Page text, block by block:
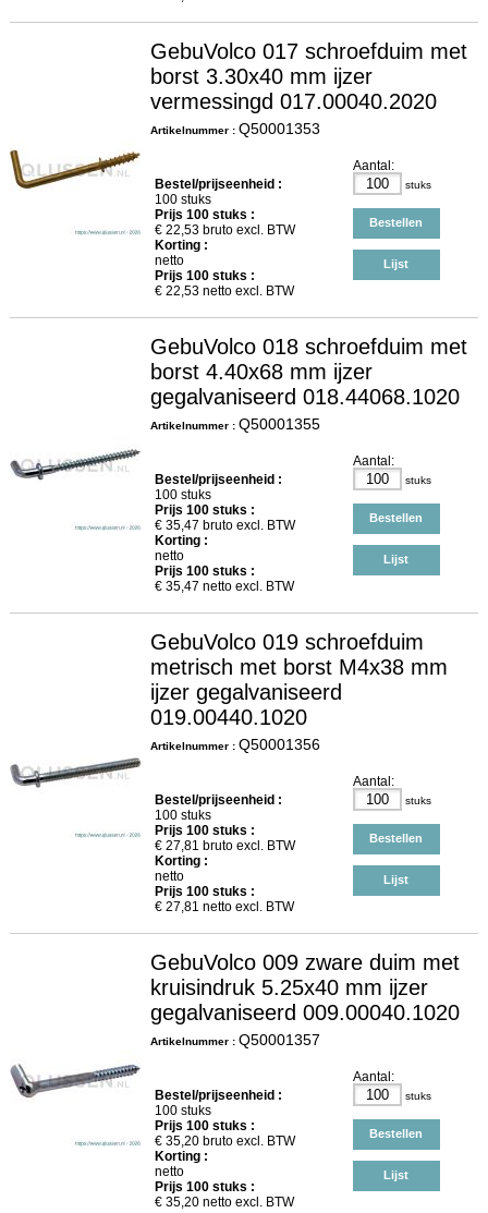
GebuVolco 017 schroefduim met
borst 3.30x40 mm ijzer
vermessingd 017.00040.2020
Artikelnummer : Q50001353
Bestel/prijseenheid :
100 stuks
Prijs 100stuks :
€ 22,53bruto excl. BTW
Korting :
netto
Prijs 100stuks :
€ 22,53netto excl. BTW
Aantal:
stuks
Bestellen
Lijst
GebuVolco 018 schroefduim met
borst 4.40x68 mm ijzer
gegalvaniseerd 018.44068.1020
Artikelnummer : Q50001355
Bestel/prijseenheid :
100 stuks
Prijs 100stuks :
€ 35,47 bruto excl. BTW
Korting :
netto
Prijs 100stuks :
€ 35,47 netto excl. BTW
Aantal:
stuks
Bestellen
Lijst
GebuVolco 019 schroefduim
metrisch met borst M4x38 mm
ijzer gegalvaniseerd
019.00440.1020
Artikelnummer : Q50001356
Bestel/prijseenheid :
100 stuks
Prijs 100stuks :
€ 27,81 bruto excl. BTW
Korting :
netto
Prijs 100stuks :
€ 27,81 netto excl. BTW
Aantal:
stuks
Bestellen
Lijst
GebuVolco 009 zware duim met
kruisindruk 5.25x40 mm ijzer
gegalvaniseerd 009.00040.1020
Artikelnummer : Q50001357
Bestel/prijseenheid :
100 stuks
Prijs 100stuks :
€ 35,20bruto excl. BTW
Korting :
netto
Prijs 100stuks :
€ 35,20netto excl. BTW
Aantal:
stuks
Bestellen
Lijst